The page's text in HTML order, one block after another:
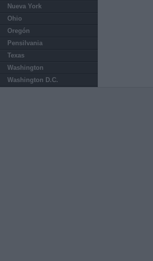
Nueva York
Ohio
Oregón
Pensilvania
Texas
Washington
Washington D.C.